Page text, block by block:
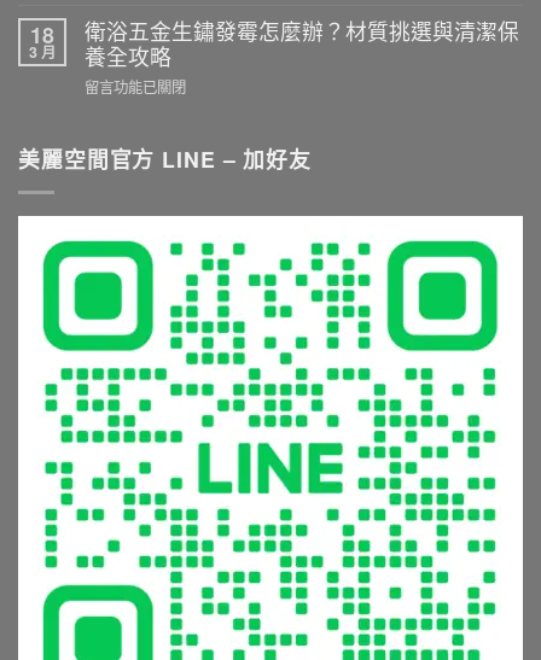
分
離
施
工
與
薦
就
這
篇〉
中
雷！
選
購
五
金
淋
浴
設
5
大
常
見
誤
避
坑
南〉
中
浴
設
備
推
挑
從
花
到
恆
溫
龍
頭，
享
極
致
沐
浴
體
驗〉
中
18
3 月
衛浴五金生鏽發霉怎麼辦？材質挑選與清潔保
養全攻略
在
五
金
鏽
發
霉
麼
辦？
質
挑
選
與
清
潔
保
全
攻
略〉
留言功能已關閉
美麗空間官方 LINE – 加好友